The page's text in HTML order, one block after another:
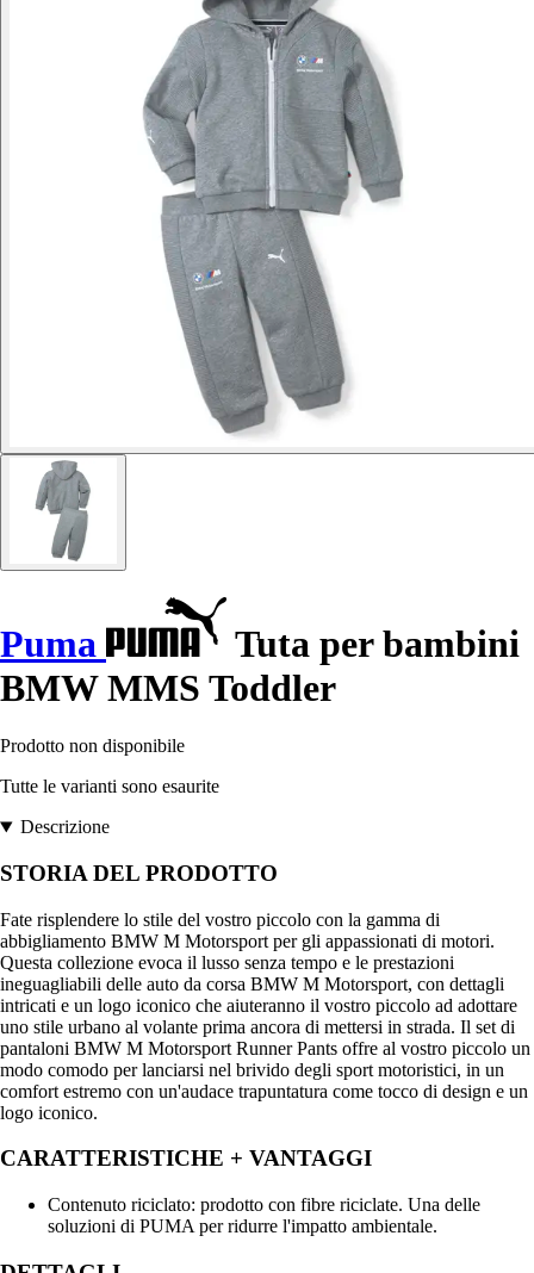
Puma
Tuta per bambini
BMW MMS Toddler
Prodotto non disponibile
Tutte le varianti sono esaurite
Descrizione
STORIA DEL PRODOTTO
Fate risplendere lo stile del vostro piccolo con la gamma di
abbigliamento BMW M Motorsport per gli appassionati di motori.
Questa collezione evoca il lusso senza tempo e le prestazioni
ineguagliabili delle auto da corsa BMW M Motorsport, con dettagli
intricati e un logo iconico che aiuteranno il vostro piccolo ad adottare
uno stile urbano al volante prima ancora di mettersi in strada. Il set di
pantaloni BMW M Motorsport Runner Pants offre al vostro piccolo un
modo comodo per lanciarsi nel brivido degli sport motoristici, in un
comfort estremo con un'audace trapuntatura come tocco di design e un
logo iconico.
CARATTERISTICHE + VANTAGGI
Contenuto riciclato: prodotto con fibre riciclate. Una delle
soluzioni di PUMA per ridurre l'impatto ambientale.